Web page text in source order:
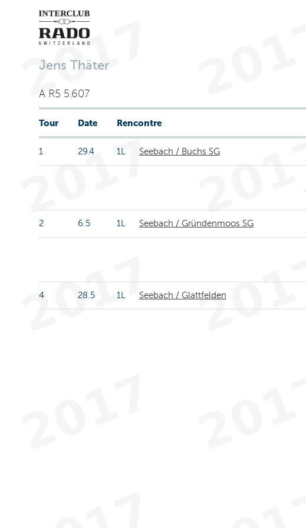
Jens Thäter
A R5 5.607
Tour Date Rencontre
1 29.4 1L Seebach / Buchs SG
2 6.5 1L Seebach / Gründenmoos SG
4 28.5 1L Seebach / Glattfelden